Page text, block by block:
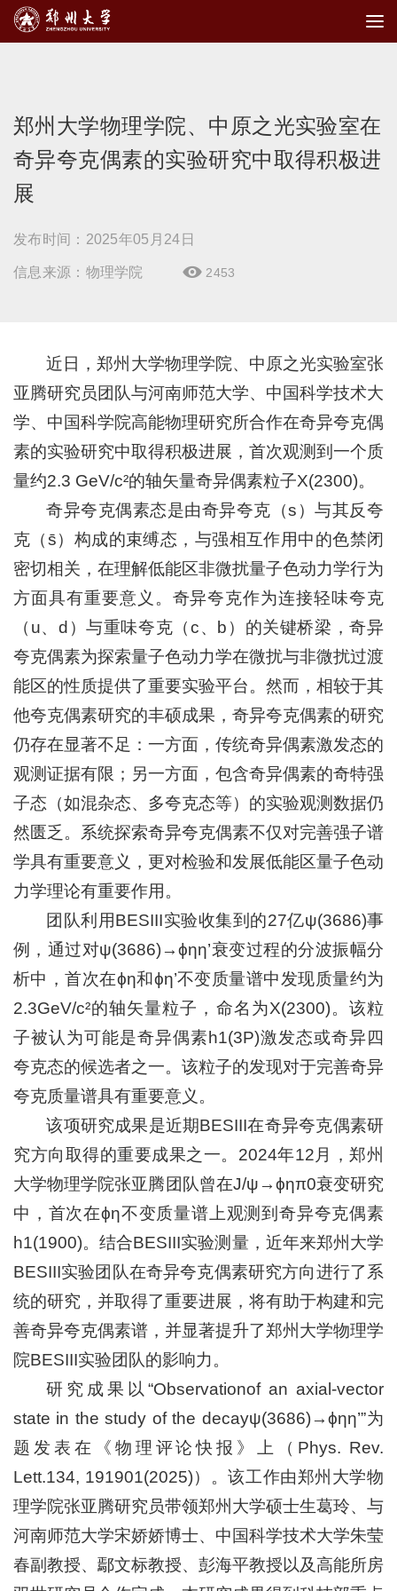
郑州大学物理学院、中原之光实验室在
奇异夸克偶素的实验研究中取得积极进
展
发布时间：2025年05月24日
信息来源：物理学院  2453
近日，郑州大学物理学院、中原之光实验室张
亚腾研究员团队与河南师范大学、中国科学技术大
学、中国科学院高能物理研究所合作在奇异夸克偶
素的实验研究中取得积极进展，首次观测到一个质
量约2.3 GeV/c²的轴矢量奇异偶素粒子X(2300)。
奇异夸克偶素态是由奇异夸克（s）与其反夸
克（s̄）构成的束缚态，与强相互作用中的色禁闭
密切相关，在理解低能区非微扰量子色动力学行为
方面具有重要意义。奇异夸克作为连接轻味夸克
（u、d）与重味夸克（c、b）的关键桥梁，奇异
夸克偶素为探索量子色动力学在微扰与非微扰过渡
能区的性质提供了重要实验平台。然而，相较于其
他夸克偶素研究的丰硕成果，奇异夸克偶素的研究
仍存在显著不足：一方面，传统奇异偶素激发态的
观测证据有限；另一方面，包含奇异偶素的奇特强
子态（如混杂态、多夸克态等）的实验观测数据仍
然匮乏。系统探索奇异夸克偶素不仅对完善强子谱
学具有重要意义，更对检验和发展低能区量子色动
力学理论有重要作用。
团队利用BESIII实验收集到的27亿ψ(3686)事
例，通过对ψ(3686)→ϕηη’衰变过程的分波振幅分
析中，首次在ϕη和ϕη’不变质量谱中发现质量约为
2.3GeV/c²的轴矢量粒子，命名为X(2300)。该粒
子被认为可能是奇异偶素h1(3P)激发态或奇异四
夸克态的候选者之一。该粒子的发现对于完善奇异
夸克质量谱具有重要意义。
该项研究成果是近期BESIII在奇异夸克偶素研
究方向取得的重要成果之一。2024年12月，郑州
大学物理学院张亚腾团队曾在J/ψ→ϕηπ0衰变研究
中，首次在ϕη不变质量谱上观测到奇异夸克偶素
h1(1900)。结合BESIII实验测量，近年来郑州大学
BESIII实验团队在奇异夸克偶素研究方向进行了系
统的研究，并取得了重要进展，将有助于构建和完
善奇异夸克偶素谱，并显著提升了郑州大学物理学
院BESIII实验团队的影响力。
研究成果以“Observationof an axial-vector
state in the study of the decayψ(3686)→ϕηη’”为
题发表在《物理评论快报》上（Phys. Rev.
Lett.134, 191901(2025)）。该工作由郑州大学物
理学院张亚腾研究员带领郑州大学硕士生葛玲、与
河南师范大学宋娇娇博士、中国科学技术大学朱莹
春副教授、鄢文标教授、彭海平教授以及高能所房